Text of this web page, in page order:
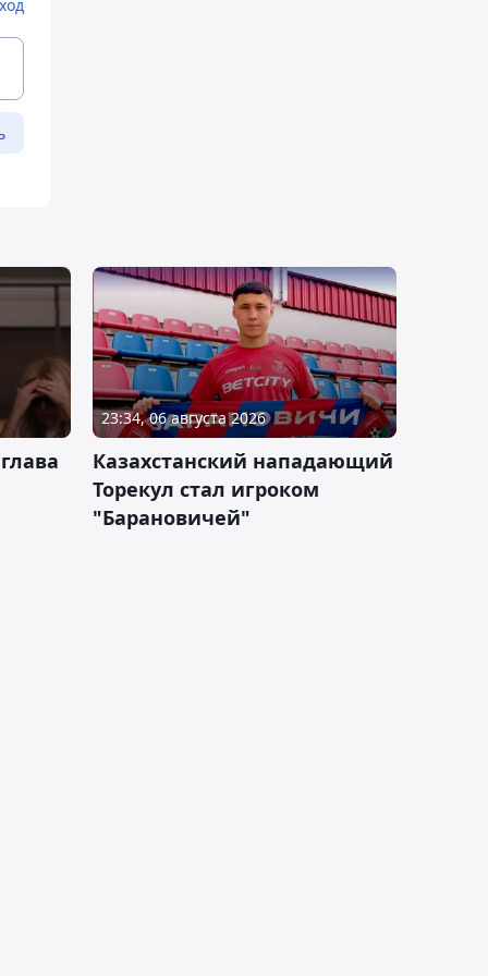
23:34, 06 августа 2026
Казахстанский нападающий
Торекул стал игроком
"Барановичей"